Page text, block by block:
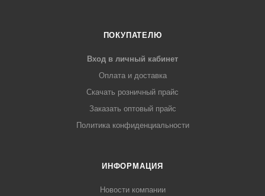
ПОКУПАТЕЛЮ
Вход в личный кабинет
Оплата и доставка
Скачать розничный прайс
Заказать оптовый прайс
Политика конфиденциальности
ИНФОРМАЦИЯ
Новости компании